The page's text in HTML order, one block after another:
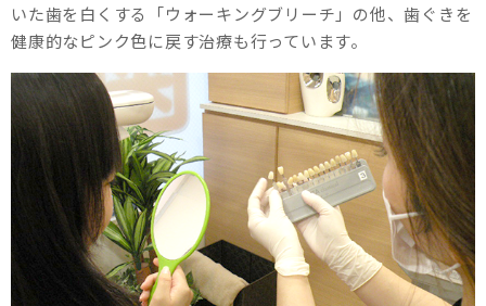
いた歯を白くする「ウォーキングブリーチ」の他、歯ぐきを
健康的なピンク色に戻す治療も行っています。